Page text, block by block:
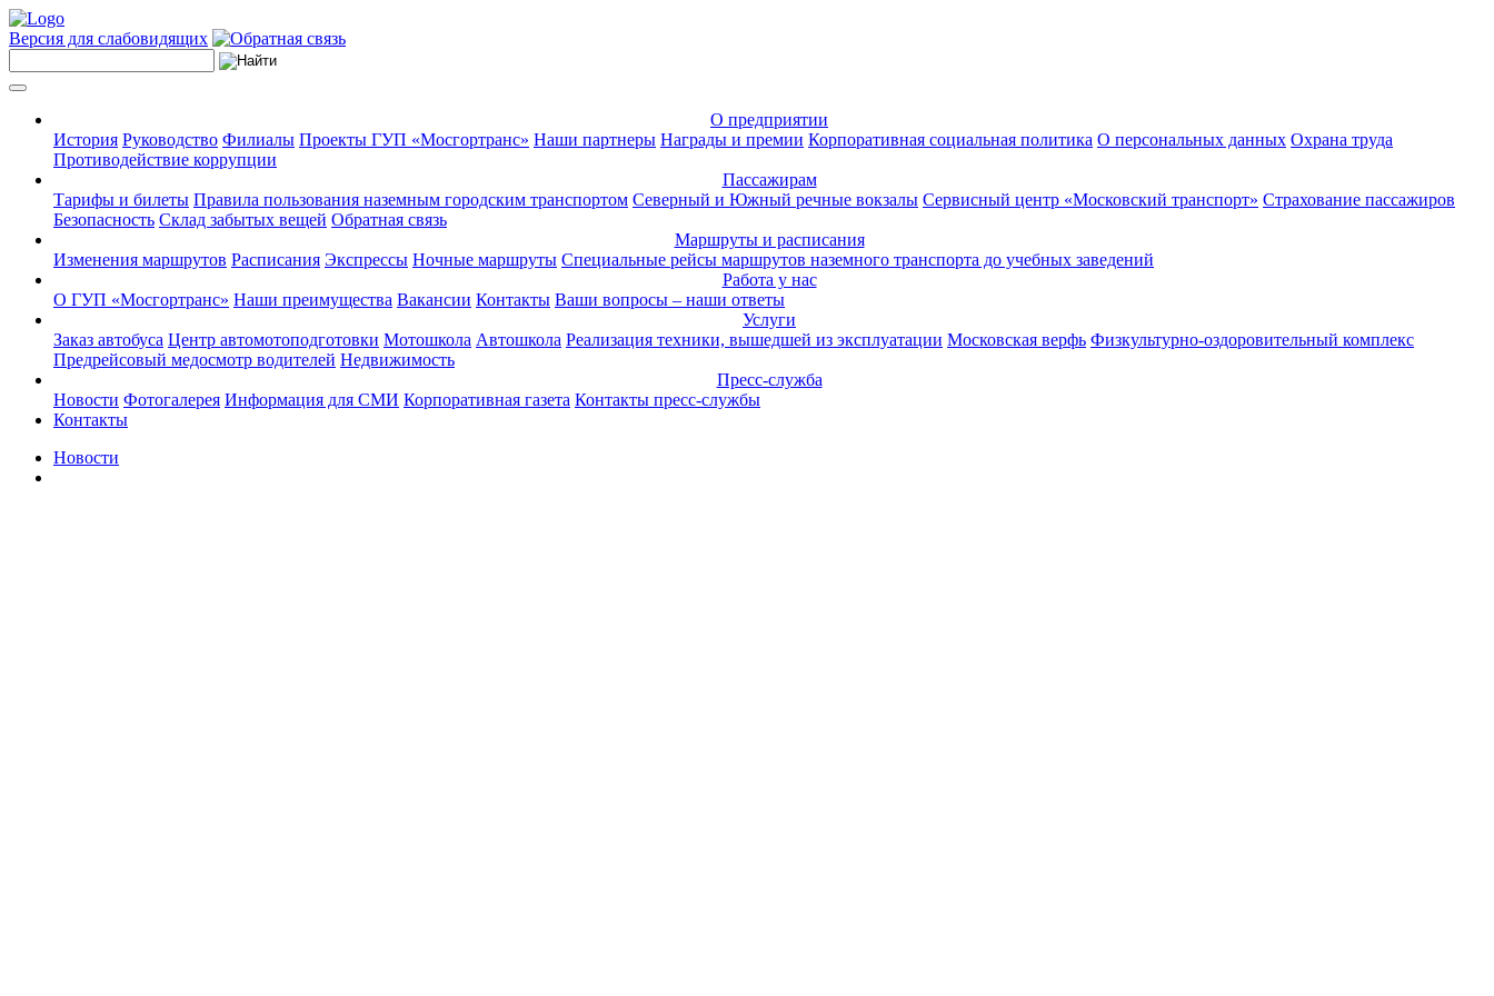
Версия для слабовидящих
О предприятии
История Руководство Филиалы Проекты ГУП «Мосгортранс» Наши партнеры Награды и премии Корпоративная социальная политика О персональных данных Охрана труда
Противодействие коррупции
Пассажирам
Тарифы и билеты Правила пользования наземным городским транспортом Северный и Южный речные вокзалы Сервисный центр «Московский транспорт» Страхование пассажиров
Безопасность Склад забытых вещей Обратная связь
Маршруты и расписания
Изменения маршрутов Расписания Экспрессы Ночные маршруты Специальные рейсы маршрутов наземного транспорта до учебных заведений
Работа у нас
О ГУП «Мосгортранс» Наши преимущества Вакансии Контакты Ваши вопросы – наши ответы
Услуги
Заказ автобуса Центр автомотоподготовки Мотошкола Автошкола Реализация техники, вышедшей из эксплуатации Московская верфь Физкультурно-оздоровительный комплекс
Предрейсовый медосмотр водителей Недвижимость
Пресс-служба
Новости Фотогалерея Информация для СМИ Корпоративная газета Контакты пресс-службы
Контакты
Новости